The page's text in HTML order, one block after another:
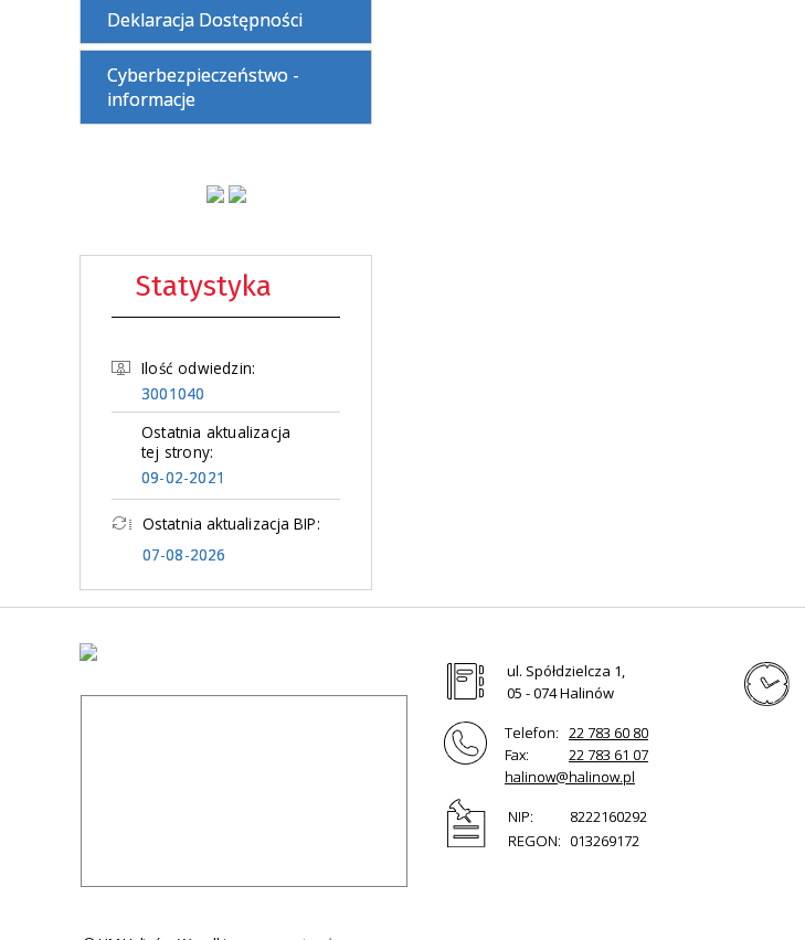
Deklaracja Dostępności
Cyberbezpieczeństwo -
informacje
Statystyka
Ilość odwiedzin:
3001040
Ostatnia aktualizacja
tej strony:
09-02-2021
Ostatnia aktualizacja BIP:
07-08-2026
ul. Spółdzielcza 1,
05 - 074 Halinów
Telefon: 22 783 60 80
Fax:
22 783 61 07
halinow@halinow.pl
NIP:
8222160292
REGON: 013269172